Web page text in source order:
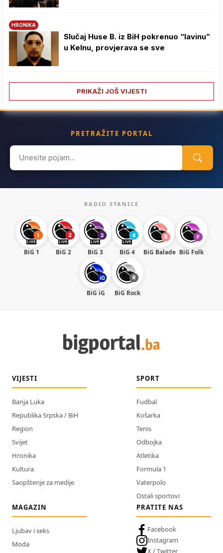
HRONIKA
Slučaj Huse B. iz BiH pokrenuo “lavinu”
u Kelnu, provjerava se sve
PRIKAŽI JOŠ VIJESTI
PRETRAŽITE PORTAL
Search
for:
RADIO STANICE
BiG 1 BiG 2 BiG 3 BiG 4 BiG Balade BiG Folk
BiG iG BiG Rock
VIJESTI
Banja Luka
Republika Srpska / BiH
Region
Svijet
Hronika
Kultura
Saopštenje za medije
SPORT
Fudbal
Košarka
Tenis
Odbojka
Atletika
Formula 1
Vaterpolo
Ostali sportovi
MAGAZIN
Ljubav i seks
Moda
PRATITE NAS
Facebook
Instagram
X / Twitter